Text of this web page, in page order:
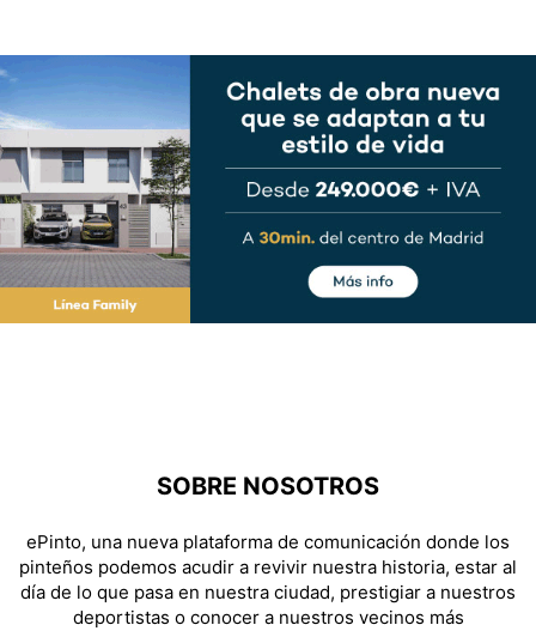
SOBRE NOSOTROS
ePinto, una nueva plataforma de comunicación donde los
pinteños podemos acudir a revivir nuestra historia, estar al
día de lo que pasa en nuestra ciudad, prestigiar a nuestros
deportistas o conocer a nuestros vecinos más